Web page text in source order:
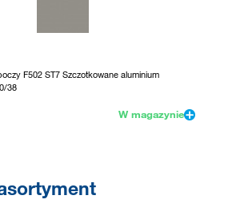
F502 ST7 Szczotkowane aluminium
38
W magazynie